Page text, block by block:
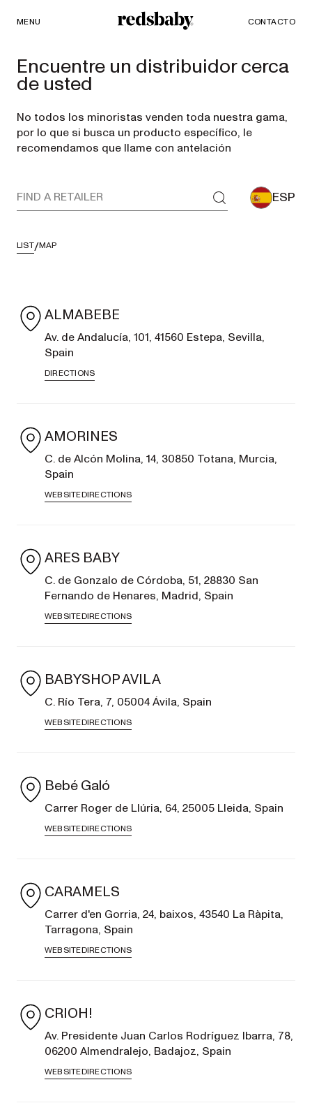
MENU
PRODUCTOS CONTACTO
CARRITOS Y COCHECITOS DE BEBÉ
VER TODOS LOS COCHECITOS Y SILLAS DE PASEO
Carritos
individuales
en
completo
convertible de
individual a
EXPLORESHOP
Carritos
individuales
ONIX
EXPLORESHOP
EXPLORE SHOP
NOW
Cochecitos
de viaje
viaje ligero
EXPLORESHOP
NOW
Encuentre un distribuidor cerca
de usted
No todos los minoristas venden toda nuestra gama,
por lo que si busca un producto específico, le
recomendamos que llame con antelación
ESP
LIST/MAP
ALMABEBE
Av. de Andalucía, 101, 41560 Estepa, Sevilla,
Spain
DIRECTIONS
AMORINES
C. de Alcón Molina, 14, 30850 Totana, Murcia,
Spain
WEBSITEDIRECTIONS
ARES BABY
C. de Gonzalo de Córdoba, 51, 28830 San
Fernando de Henares, Madrid, Spain
WEBSITEDIRECTIONS
BABYSHOP AVILA
C. Río Tera, 7, 05004 Ávila, Spain
WEBSITEDIRECTIONS
Bebé Galó
Carrer Roger de Llúria, 64, 25005 Lleida, Spain
WEBSITEDIRECTIONS
CARAMELS
Carrer d'en Gorria, 24, baixos, 43540 La Ràpita,
Tarragona, Spain
WEBSITEDIRECTIONS
CRIOH!
Av. Presidente Juan Carlos Rodríguez Ibarra, 78,
06200 Almendralejo, Badajoz, Spain
WEBSITEDIRECTIONS